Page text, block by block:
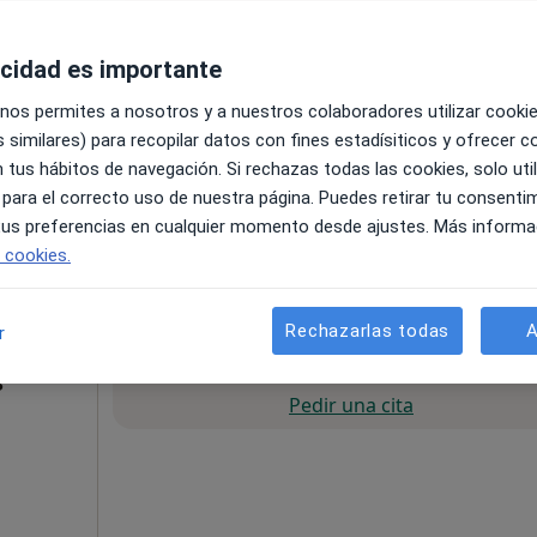
Online 3
Pedir una cita
es importante
permites a nosotros y a nuestros colaboradores utilizar
similares) para recopilar datos con fines estadísiticos y ofrecer
tus hábitos de navegación. Si rechazas todas las cookies, solo
el correcto uso de nuestra página. Puedes retirar tu
preferencias en cualquier momento desde ajustes. Más
Rechazarlas todas